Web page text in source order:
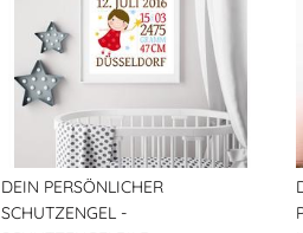
DEIN PERSÖNLICHER
SCHUTZENGEL -